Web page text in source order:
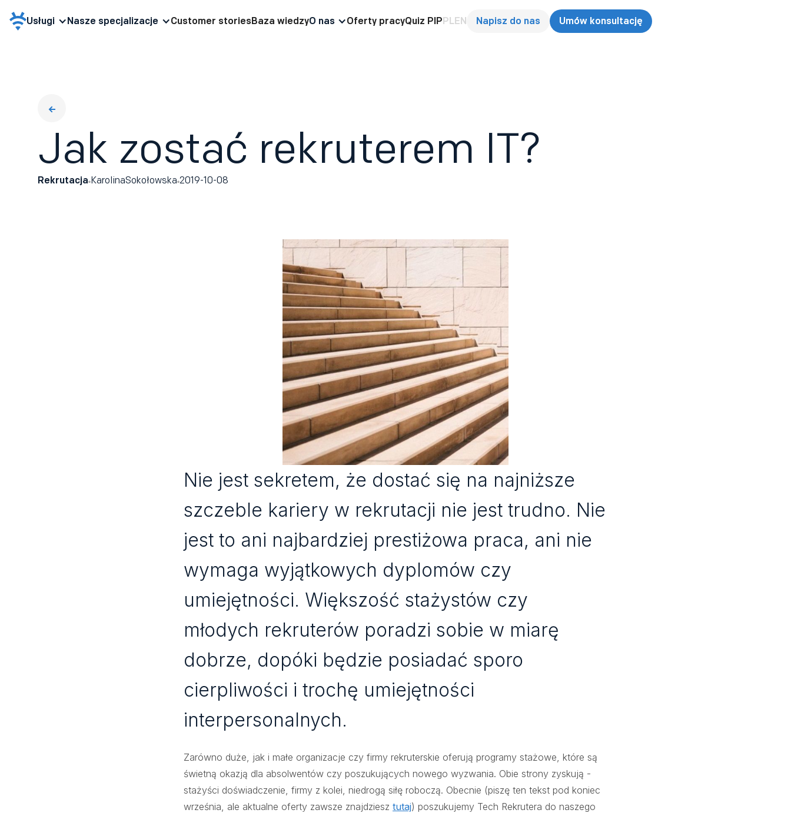
Usługi Nasze specjalizacje Customer storiesBaza wiedzyO nas Oferty pracyQuiz PIPPLEN Napisz do nas Umów konsultację
Jak zostać rekruterem IT?
Rekrutacja KarolinaSokołowska 2019-10-08
Nie jest sekretem, że dostać się na najniższe
szczeble kariery w rekrutacji nie jest trudno. Nie
jest to ani najbardziej prestiżowa praca, ani nie
wymaga wyjątkowych dyplomów czy
umiejętności. Większość stażystów czy
młodych rekruterów poradzi sobie w miarę
dobrze, dopóki będzie posiadać sporo
cierpliwości i trochę umiejętności
interpersonalnych.
Zarówno duże, jak i małe organizacje czy firmy rekruterskie oferują programy stażowe, które są
świetną okazją dla absolwentów czy poszukujących nowego wyzwania. Obie strony zyskują -
stażyści doświadczenie, firmy z kolei, niedrogą siłę roboczą. Obecnie (piszę ten tekst pod koniec
września, ale aktualne oferty zawsze znajdziesz tutaj) poszukujemy Tech Rekrutera do naszego